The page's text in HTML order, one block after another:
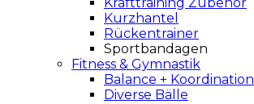
Kurzhantel
Rückentrainer
Sportbandagen
Fitness & Gymnastik
Balance + Koordination
Diverse Bälle